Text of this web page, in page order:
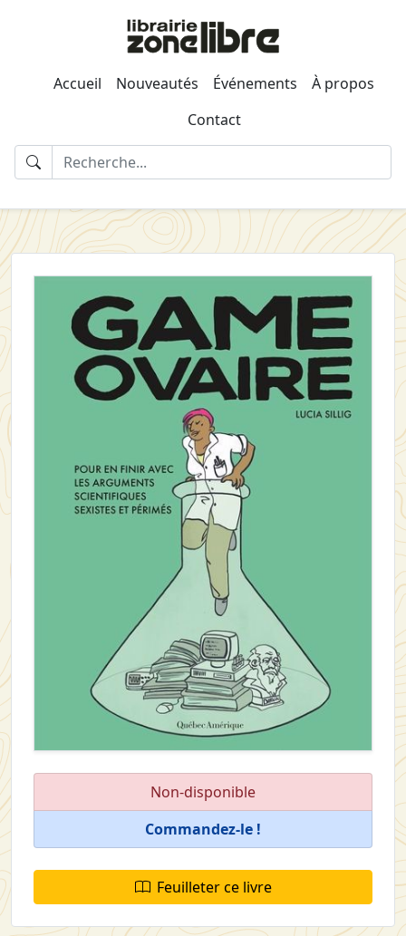
Accueil Nouveautés Événements
À propos
Contact
Non-disponible
Commandez-le !
Feuilleter ce livre